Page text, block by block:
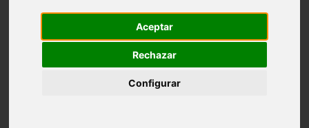
Aceptar
Rechazar
Configurar
conejos
navidad
terapia asistida